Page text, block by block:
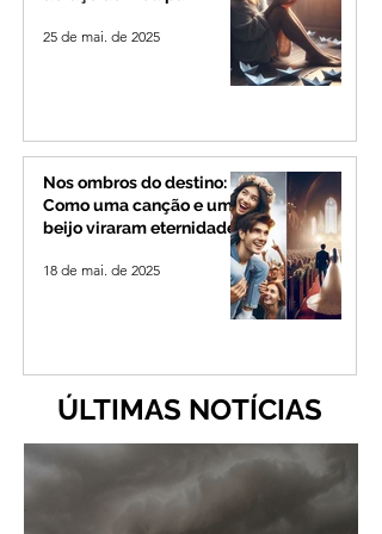
25 de mai. de 2025
Nos ombros do destino:
Como uma canção e um
beijo viraram eternidade
18 de mai. de 2025
ÚLTIMAS NOTÍCIAS